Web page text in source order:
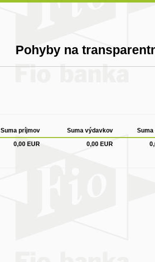
Pohyby na
Suma príjmov Suma výdavkov Suma
0,00 EUR 0,00 EUR